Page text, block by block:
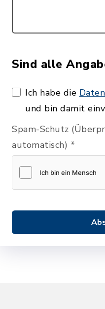
Sind alle
Ich habe die
und bin damit
Spam-Schutz
automatisch) *